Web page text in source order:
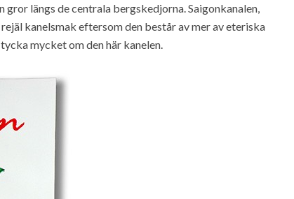
längs de centrala bergskedjorna. Saigonkanalen,
kanelsmak eftersom den består av mer av eteriska
mycket om den här kanelen.